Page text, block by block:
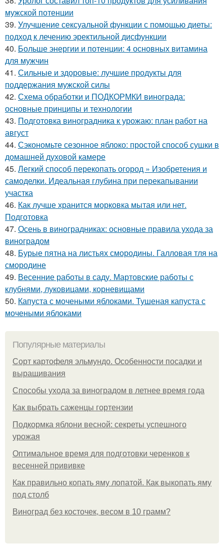
мужской потенции
39. Улучшение сексуальной функции с помощью диеты:
подход к лечению эректильной дисфункции
40. Больше энергии и потенции: 4 основных витамина
для мужчин
41. Сильные и здоровые: лучшие продукты для
поддержания мужской силы
42. Схема обработки и ПОДКОРМКИ винограда:
основные принципы и технологии
43. Подготовка виноградника к урожаю: план работ на
август
44. Сэкономьте сезонное яблоко: простой способ сушки в
домашней духовой камере
45. Легкий способ перекопать огород » Изобретения и
самоделки. Идеальная глубина при перекапывании
участка
46. Как лучше хранится морковка мытая или нет.
Подготовка
47. Осень в виноградниках: основные правила ухода за
виноградом
48. Бурые пятна на листьях смородины. Галловая тля на
смородине
49. Весенние работы в саду. Мартовские работы с
клубнями, луковицами, корневищами
50. Капуста с мочеными яблоками. Тушеная капуста с
мочеными яблоками
Популярные материалы
Сорт картофеля эльмундо. Особенности посадки и
выращивания
Способы ухода за виноградом в летнее время года
Как выбрать саженцы гортензии
Подкормка яблони весной: секреты успешного
урожая
Оптимальное время для подготовки черенков к
весенней прививке
Как правильно копать яму лопатой. Как выкопать яму
под столб
Виноград без косточек, весом в 10 грамм?